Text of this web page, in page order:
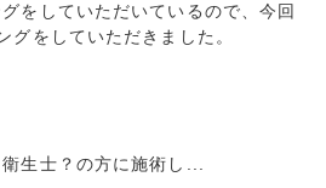
をしていただいているので、今回
グをしていただきました。
生士？の方に施術し...